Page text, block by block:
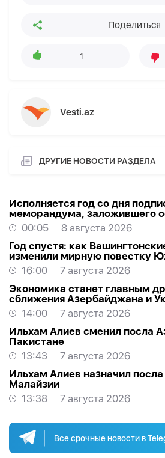
Поделиться
1
Vesti.az
ДРУГИЕ НОВОСТИ РАЗДЕЛА
Исполняется год со дня
меморандума, заложившего
стратегического
США00:05
8 августа 2026
Год спустя: как
изменили мирную повестку
ВЗГЛЯД
16:00
7 августа 2026
Экономика станет главным
сближения Азербайджана и
визите Байрамова в Киев
14:00
7 августа 2026
Ильхам Алиев сменил посла
Пакистане
13:43
7 августа 2026
Ильхам Алиев назначил
Малайзии
13:38
7 августа 2026
Все срочные новости в